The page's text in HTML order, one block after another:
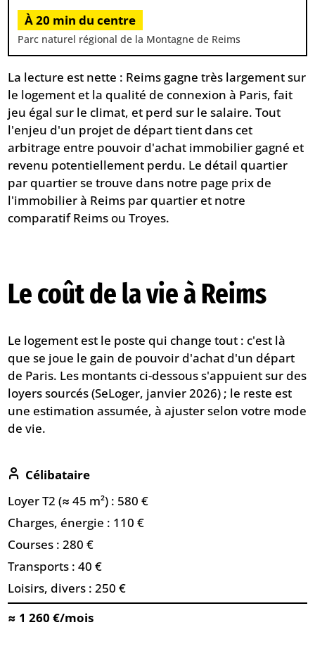
À 20 min du centre
Parc naturel régional de la Montagne de Reims
La lecture est nette : Reims gagne très largement sur
le logement et la qualité de connexion à Paris, fait
jeu égal sur le climat, et perd sur le salaire. Tout
l'enjeu d'un projet de départ tient dans cet
arbitrage entre pouvoir d'achat immobilier gagné et
revenu potentiellement perdu. Le détail quartier
par quartier se trouve dans notre page prix de
l'immobilier à Reims par quartier et notre
comparatifReims ou Troyes.
Le coût de la vie à Reims
Le logement est le poste qui change tout : c'est là
que se joue le gain de pouvoir d'achat d'un départ
de Paris. Les montants ci-dessous s'appuient sur des
loyers sourcés (SeLoger, janvier 2026) ; le reste est
une estimation assumée, à ajuster selon votre mode
de vie.
Célibataire
Loyer T2 (≈ 45 m²) : 580 €
Charges, énergie : 110 €
Courses : 280 €
Transports : 40 €
Loisirs, divers : 250 €
≈ 1 260 €/mois